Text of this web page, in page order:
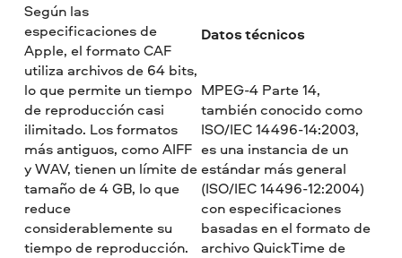
Según las
especificaciones de
Apple, el formato CAF
utiliza archivos de 64 bits,
lo que permite un tiempo
de reproducción casi
ilimitado. Los formatos
más antiguos, como AIFF
y WAV, tienen un límite de
tamaño de 4 GB, lo que
reduce
considerablemente su
tiempo de reproducción.
Datos técnicos
MPEG-4 Parte 14,
también conocido como
ISO/IEC 14496-14:2003,
es una instancia de un
estándar más general
(ISO/IEC 14496-12:2004)
con especificaciones
basadas en el formato de
archivo QuickTime de